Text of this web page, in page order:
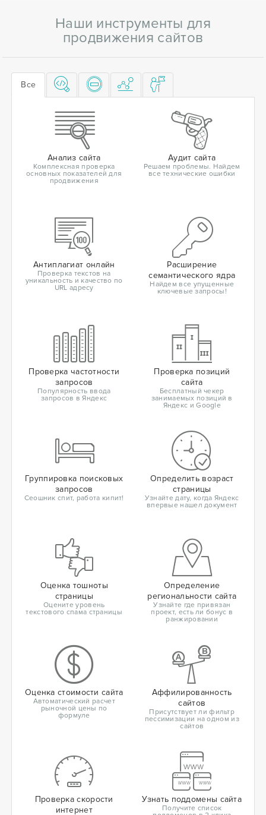
Наши инструменты для
продвижения сайтов
Все
Анализ сайта
Комплексная проверка
основных показателей для
продвижения
Аудит сайта
Решаем проблемы. Найдем
все технические ошибки
Антиплагиат онлайн
Проверка текстов на
уникальность и качество по
URL адресу
Расширение
семантического ядра
Найдем все упущенные
ключевые запросы!
Проверка частотности
запросов
Популярность ввода
запросов в Яндекс
Проверка позиций
сайта
Бесплатный чекер
занимаемых позиций в
Яндекс и Google
Группировка поисковых
запросов
Сеошник спит, работа кипит!
Определить возраст
страницы
Узнайте дату, когда Яндекс
впервые нашел документ
Оценка тошноты
страницы
Оцените уровень
текстового спама страницы
Определение
региональности сайта
Узнайте где привязан
проект, есть ли бонус в
ранжировании
Оценка стоимости сайта
Автоматический расчет
рыночной цены по
формуле
Аффилированность
сайтов
Присутствует ли фильтр
пессимизации на одном из
сайтов
Проверка скорости
интернет
Узнать поддомены сайта
Получите список